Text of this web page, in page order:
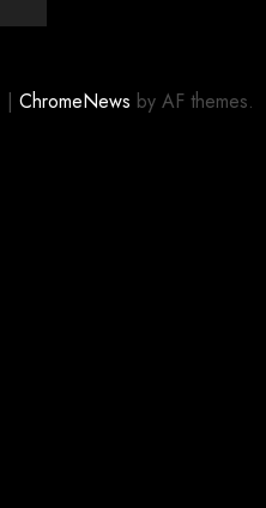
| ChromeNews by AF themes.